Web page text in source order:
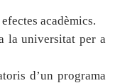
acadèmics.
la universitat per a
d’un programa